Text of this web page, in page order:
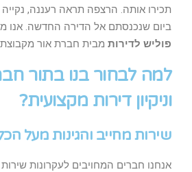
תכירו אותה. הרצפה תראה רעננה, נקייה
ביום שנכנסתם אל הדירה החדשה. אנו
פוליש לדירות מבית חברת אור מקבוצת
למה לבחור בנו בתור
וניקיון דירות מקצועית?
שירות מחייב והגינות מעל
אנחנו חברים המחויבים לעקרונות